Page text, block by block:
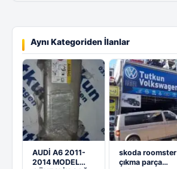
Aynı Kategoriden İlanlar
AUDİ A6 2011-
2014 MODEL
skoda roomster
çıkma parça